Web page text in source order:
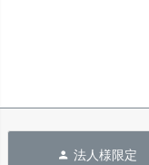
法人様限定